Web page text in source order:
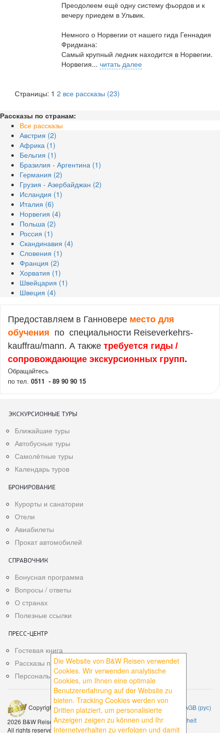
Преодолеем ещё одну систему фьордов и к
вечеру приедем в Ульвик.
Немного о Норвегии от нашего гида Геннадия
Фридмана:
Самый крупный ледник находится в Норвегии.
Норвегия... читать далее
Страницы: 1 2 все рассказы (23)
Рассказы по странам:
Все рассказы
Австрия (2)
Африка (1)
Бельгия (1)
Бразилия - Аргентина (1)
Германия (2)
Грузия - Азербайджан (2)
Исландия (1)
Италия (6)
Норвегия (4)
Польша (2)
Россия (1)
Скандинавия (4)
Словения (1)
Франция (2)
Хорватия (1)
Швейцария (1)
Швеция (4)
Предоставляем в Ганновере место для
обучения по специальности Reiseverkehrs-
kauffrau/mann. А также требуется гиды /
cопровождающие экскурсионных групп.
Обращайтесь
по тел. 0511 - 89 90 90 15
ЭКСКУРСИОННЫЕ ТУРЫ
Ближайшие туры
Автобусные туры
Самолётные туры
Календарь туров
БРОНИРОВАНИЕ
Курорты и санатории
Отели
Авиабилеты
Прокат автомобилей
СПРАВОЧНИК
Бонусная программа
Вопросы / ответы
О странах
Полезные ссылки
ПРЕСС-ЦЕНТР
Гостевая книга
Рассказы путешественников
Персональный кабинет
Copyright © 1997-
2026 B&W Reisen GmbH.
All rights reserved.
| |Impressum|
AGB (рус)
|Datenschutzerklärung| Datensicherheit
|Мобильная версия сайта
Die Website von B&W Reisen verwendet
Cookies. Wir verwenden analytische
Cookies, um Ihnen eine optimale
Benutzererfahrung auf der Website zu
bieten. Tracking Cookies werden von
Dritten platziert, um personalisierte
Anzeigen zeigen zu können und Ihr
Internetverhalten zu verfolgen und damit